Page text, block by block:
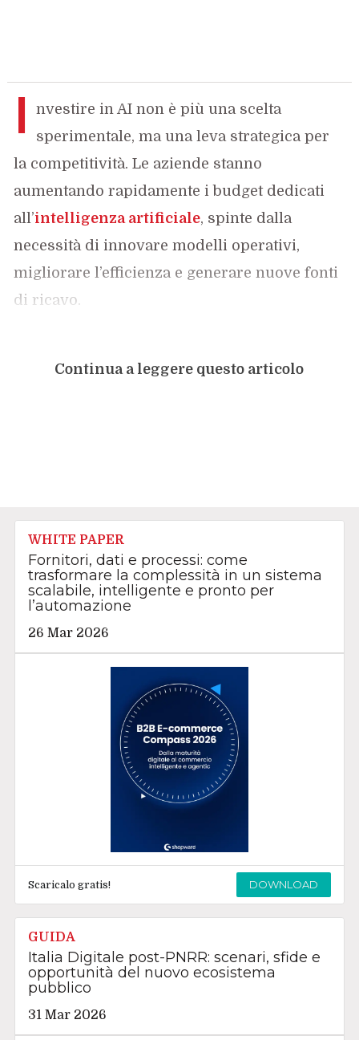
I
nvestire in AI non è più una scelta
sperimentale, ma una leva strategica per
la competitività. Le aziende stanno
aumentando rapidamente i budget dedicati
all’intelligenza artificiale, spinte dalla
necessità di innovare modelli operativi,
migliorare l’efficienza e generare nuove fonti
di ricavo.
Continua a leggere questo articolo
WHITE PAPER
Fornitori, dati e processi: come
trasformare la complessità in un sistema
scalabile, intelligente e pronto per
l’automazione
26 Mar 2026
Scaricalo gratis! DOWNLOAD
GUIDA
Italia Digitale post-PNRR: scenari, sfide e
opportunità del nuovo ecosistema
pubblico
31 Mar 2026